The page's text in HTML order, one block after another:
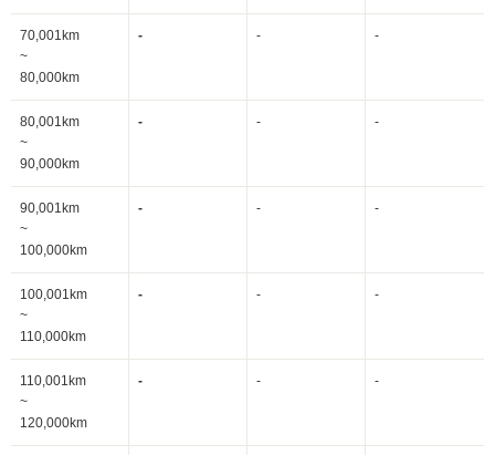
70,001km
~
80,000km
- - -
80,001km
~
90,000km
- - -
90,001km
~
100,000km
- - -
100,001km
~
110,000km
- - -
110,001km
~
120,000km
- - -